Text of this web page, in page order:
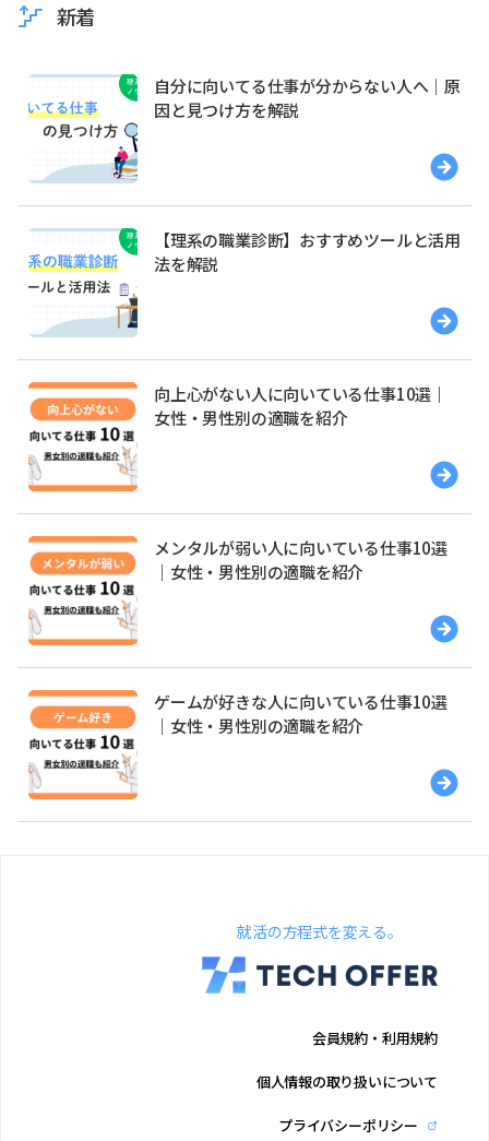
新着
自分に向いてる仕事が分からない人へ｜原
因と見つけ方を解説
【理系の職業診断】おすすめツールと活用
法を解説
向上心がない人に向いている仕事10選｜
女性・男性別の適職を紹介
メンタルが弱い人に向いている仕事10選
｜女性・男性別の適職を紹介
ゲームが好きな人に向いている仕事10選
｜女性・男性別の適職を紹介
就活の方程式を変える。
会員規約・利用規約
個人情報の取り扱いについて
プライバシーポリシー